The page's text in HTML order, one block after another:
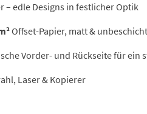
edle Designs in festlicher Optik
Offset-Papier, matt &
Vorder- und Rückseite für ein
Laser & Kopierer